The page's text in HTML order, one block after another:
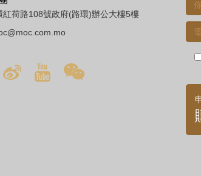
紅荷路108號政府(路環)辦公大樓5樓